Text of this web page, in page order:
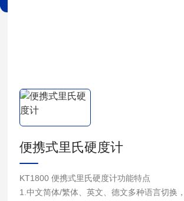
便携式里氏硬度计
KT1800 便携式里氏硬度计功能特点
1.中文简体/繁体、英文、德文多种语言切换